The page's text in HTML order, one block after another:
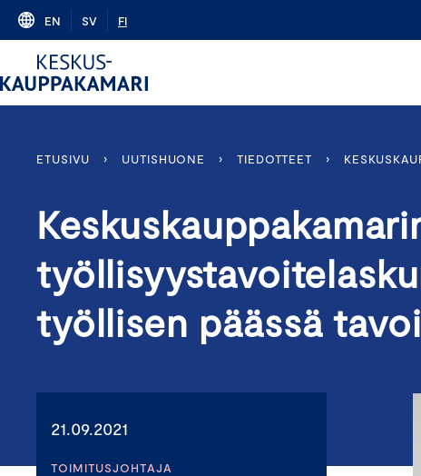
Skip
content
EN SV FI
ETUSIVU › UUTISHUONE › TIEDOTTEET ›
työllisen päässä
21.09.2021
TOIMITUSJOHTAJA